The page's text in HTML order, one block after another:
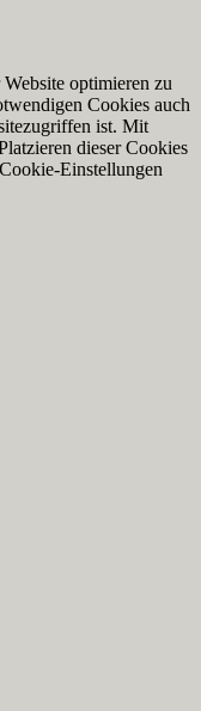
optimieren zu
Cookies auch
ist. Mit
dieser Cookies
Einstellungen